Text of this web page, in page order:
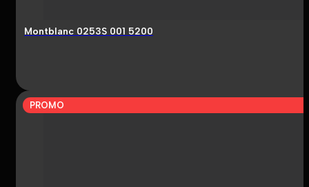
Montblanc 0253S 001 5200
PROMO